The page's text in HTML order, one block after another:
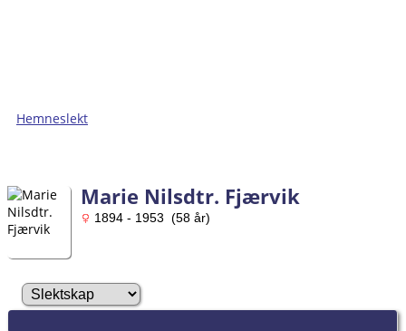
Hemneslekt
Marie Nilsdtr. Fjærvik
1894 - 1953 (58 år)